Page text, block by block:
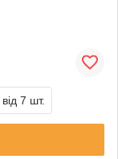
від 7 шт.